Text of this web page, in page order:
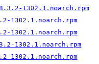
1302.1.noarch.rpm
1302.1.noarch.rpm
1302.1.noarch.rpm
1302.1.noarch.rpm
1302.1.noarch.rpm